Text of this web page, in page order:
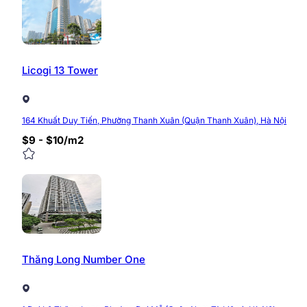
Ưu điểm của tòa nhà Zen Tower
So với mặt bằng giá chung của các tòa nhà văn
tiền đường trục giao thông huyết mạch khu vực cửa
Vị trí đắc địa ngay trên mặt tiền đường Khuất
Giá thuê văn phòng tốt hơn so với các tòa cùng
Licogi 13 Tower
164 Khuất Duy Tiến, Phường Thanh Xuân (Quận Thanh Xuân), Hà Nội
$9 - $10/m2
Thăng Long Number One